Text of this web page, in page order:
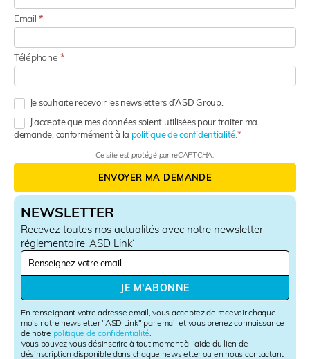
NEWSLETTER
Recevez toutes nos actualités avec notre newsletter
réglementaire ‘ASD Link‘
N
s
l
e
t
t
En renseignant votre adresse email, vous acceptez de recevoir chaque
mois notre newsletter "ASD Link" par email et vous prenez connaissance
de notre politique de confidentialité
Vous pouvez vous désinscrire à tout moment à l’aide du lien de
désinscription disponible dans chaque newsletter ou en nous contactant
JE M'ABONNE
Email*
Téléphone*
Je souhaite recevoir les newsletters d’ASD Group.
J'accepte que mes données soient utilisées pour traiter ma
demande, conformément à la politique de confidentialité.
Ce site est protégé par reCAPTCHA.
ENVOYER MA DEMANDE